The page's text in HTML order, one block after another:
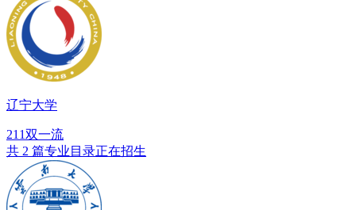
辽宁大学
211双一流
共 2 篇专业目录正在招生